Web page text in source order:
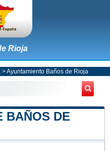
Rioja
>Ayuntamiento Baños de Rioja
BAÑOS DE